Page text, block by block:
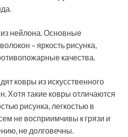
нейлона. Основные
– яркость рисунка,
качества.
ковры из искусственного
Хотя такие ковры отличаются
рисунка, легкостью в
не восприимчивы к грязи и
не долговечны.